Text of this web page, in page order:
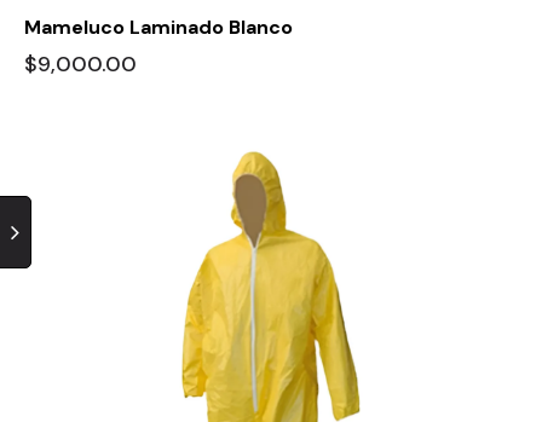
Mameluco Laminado Blanco
$9,000.00